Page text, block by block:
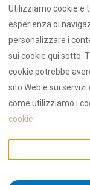
Parte
Machine
Utilizziamo cookie e
esperienza di
personalizzare i
sui cookie qui sotto.
cookie potrebbe
sito Web e sui
come utilizziamo i
cookie